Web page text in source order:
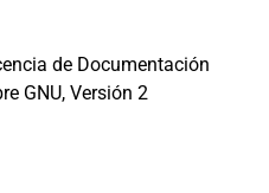
de Documentación
GNU, Versión 2